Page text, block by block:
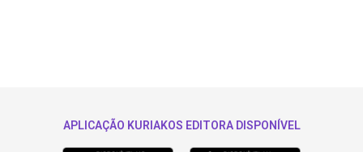
APLICAÇÃO KURIAKOS EDITORA DISPONÍVEL